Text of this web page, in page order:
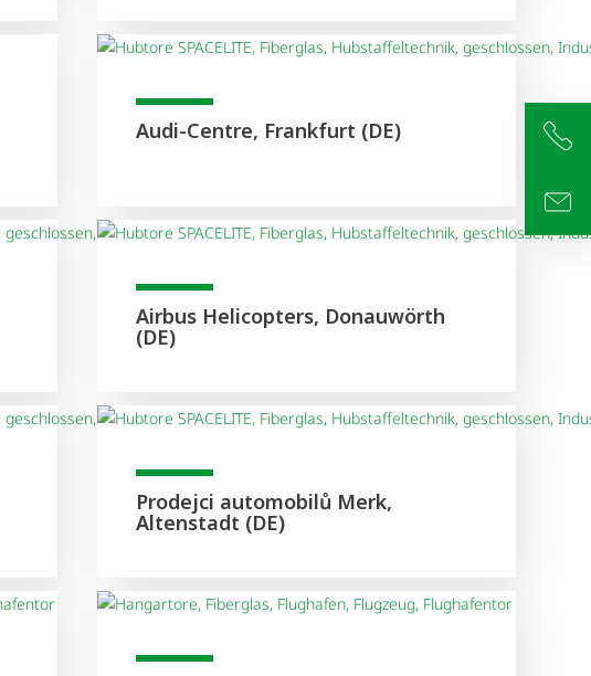
Audi-Centre, Frankfurt (DE)
Airbus Helicopters, Donauwörth
(DE)
Prodejci automobilů Merk,
Altenstadt (DE)